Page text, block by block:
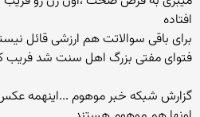
افتاده
برای باقی سوالاتت هم ارزشی قائل
فتوای مفتی بزرگ اهل سنت شد فریب
گزارش شبکه خبر موهوم ...اینهمه